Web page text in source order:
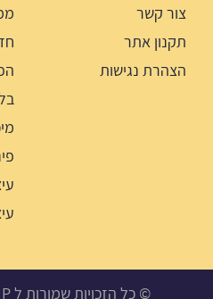
צור קשר
תקנון אתר
הצהרת נגישות
© כל הזכויות שמורות ל HIPHIP חנות אביזרים לימי הולדת, מסיבות ואירועים